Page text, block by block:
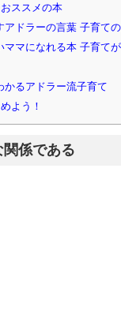
ススメの本
アドラーの言葉 子育て
マになれる本 子育て
るアドラー流子育て
よう！
係である